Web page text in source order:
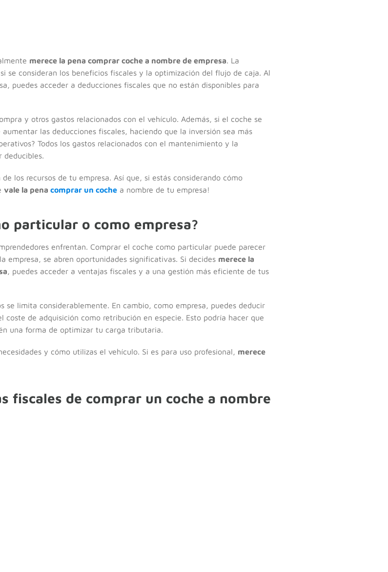
merece la pena comprar coche a nombre de empresa. La
se consideran los beneficios fiscales y la optimización del flujo de caja. Al
puedes acceder a deducciones fiscales que no están disponibles para
y otros gastos relacionados con el vehículo. Además, si el coche se
las deducciones fiscales, haciendo que la inversión sea más
Todos los gastos relacionados con el mantenimiento y la
deducibles.
los recursos de tu empresa. Así que, si estás considerando cómo
vale la pena comprar un coche a nombre de tu empresa!
particular o como empresa?
enfrentan. Comprar el coche como particular puede parecer
empresa, se abren oportunidades significativas. Si decides merece la
, puedes acceder a ventajas fiscales y a una gestión más eficiente de tus
se limita considerablemente. En cambio, como empresa, puedes deducir
coste de adquisición como retribución en especie. Esto podría hacer que
una forma de optimizar tu carga tributaria.
y cómo utilizas el vehículo. Si es para uso profesional, merece
fiscales de comprar un coche a nombre